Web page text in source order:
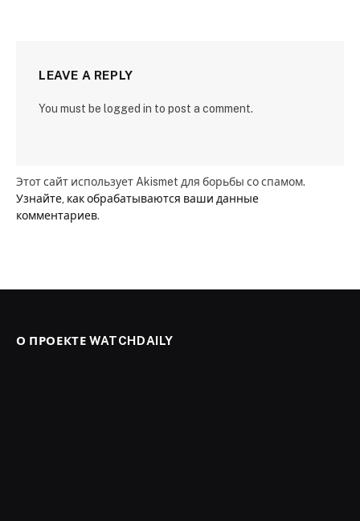
LEAVE A REPLY
You must be logged in to post a comment.
Этот сайт использует Akismet для борьбы со спамом.
Узнайте, как обрабатываются ваши данные
комментариев.
О ПРОЕКТЕ WATCHDAILY